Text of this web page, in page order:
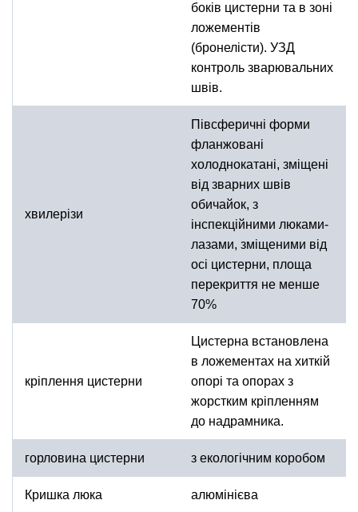
боків цистерни та в зоні
ложементів
(бронелісти). УЗД
контроль зварювальних
швів.
хвилерізи
Півсферичні форми
фланжовані
холоднокатані, зміщені
від зварних швів
обичайок, з
інспекційними люками-
лазами, зміщеними від
осі цистерни, площа
перекриття не менше
70%
кріплення цистерни
Цистерна встановлена
в ложементах на хиткій
опорі та опорах з
жорстким кріпленням
до надрамника.
горловина цистерни з екологічним коробом
Кришка люка алюмінієва